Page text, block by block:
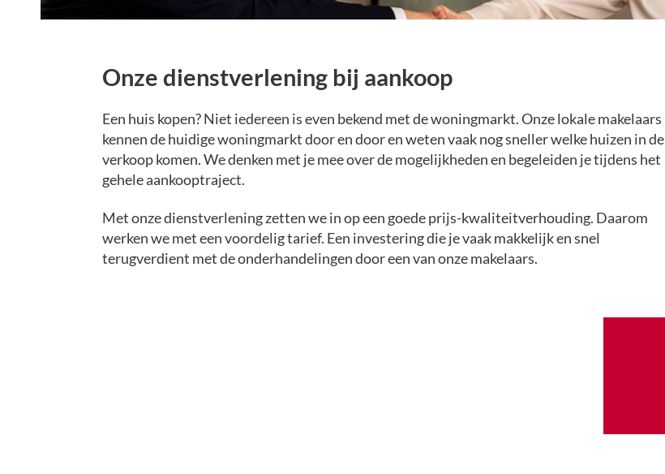
Onze dienstverlening bij aankoop
Een huis kopen? Niet iedereen is even bekend met de woningmarkt. Onze lokale makelaars
kennen de huidige woningmarkt door en door en weten vaak nog sneller welke huizen in de
verkoop komen. We denken met je mee over de mogelijkheden en begeleiden je tijdens het
gehele aankooptraject.
Met onze dienstverlening zetten we in op een goede prijs-kwaliteitverhouding. Daarom
werken we met een voordelig tarief. Een investering die je vaak makkelijk en snel
terugverdient met de onderhandelingen door een van onze makelaars.